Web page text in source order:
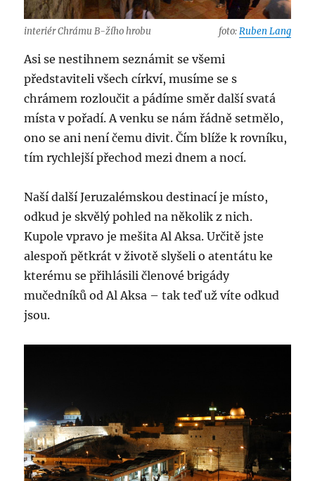
interiér Chrámu B-žího hrobu foto:Ruben Lang
Asi se nestihnem seznámit se všemi
představiteli všech církví, musíme se s
chrámem rozloučit a pádíme směr další svatá
místa v pořadí. A venku se nám řádně setmělo,
ono se ani není čemu divit. Čím blíže k rovníku,
tím rychlejší přechod mezi dnem a nocí.
Naší další Jeruzalémskou destinací je místo,
odkud je skvělý pohled na několik z nich.
Kupole vpravo je mešita Al Aksa. Určitě jste
alespoň pětkrát v životě slyšeli o atentátu ke
kterému se přihlásili členové brigády
mučedníků od Al Aksa – tak teď už víte odkud
jsou.